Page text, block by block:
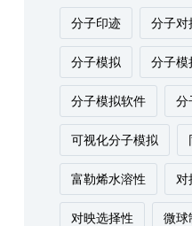
分子印迹 分子对
分子模拟 分子模
分子模拟软件 分
可视化分子模拟
富勒烯水溶性 对
对映选择性 微球